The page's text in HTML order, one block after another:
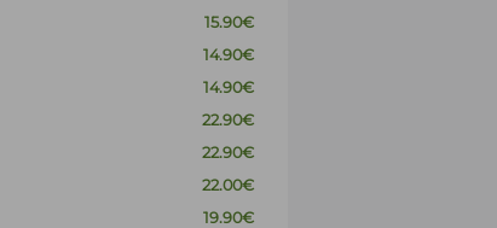
15.90€
14.90€
14.90€
22.90€
22.90€
22.00€
19.90€